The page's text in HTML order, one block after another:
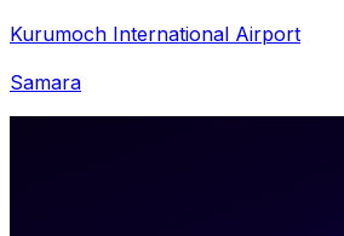
Kurumoch International Airport
Samara